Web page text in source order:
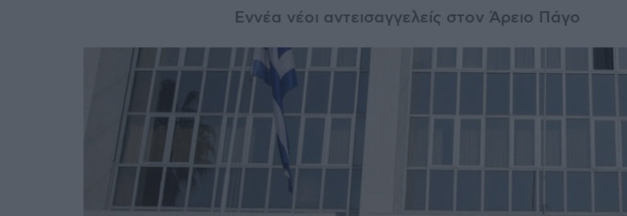
Εννέα νέοι αντεισαγγελείς στον Άρειο Πάγο